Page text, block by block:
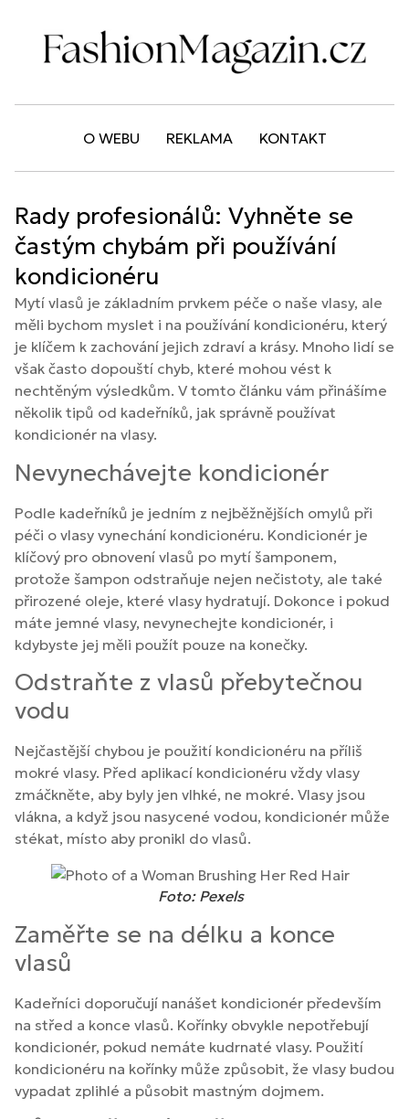
O WEBU REKLAMA KONTAKT
Rady profesionálů: Vyhněte se
častým chybám při používání
kondicionéru
Mytí vlasů je základním prvkem péče o naše vlasy, ale
měli bychom myslet i na používání kondicionéru, který
je klíčem k zachování jejich zdraví a krásy. Mnoho lidí se
však často dopouští chyb, které mohou vést k
nechtěným výsledkům. V tomto článku vám přinášíme
několik tipů od kadeřníků, jak správně používat
kondicionér na vlasy.
Nevynechávejte kondicionér
Podle kadeřníků je jedním z nejběžnějších omylů při
péči o vlasy vynechání kondicionéru. Kondicionér je
klíčový pro obnovení vlasů po mytí šamponem,
protože šampon odstraňuje nejen nečistoty, ale také
přirozené oleje, které vlasy hydratují. Dokonce i pokud
máte jemné vlasy, nevynechejte kondicionér, i
kdybyste jej měli použít pouze na konečky.
Odstraňte z vlasů přebytečnou
vodu
Nejčastější chybou je použití kondicionéru na příliš
mokré vlasy. Před aplikací kondicionéru vždy vlasy
zmáčkněte, aby byly jen vlhké, ne mokré. Vlasy jsou
vlákna, a když jsou nasycené vodou, kondicionér může
stékat, místo aby pronikl do vlasů.
Foto: Pexels
Zaměřte se na délku a konce
vlasů
Kadeřníci doporučují nanášet kondicionér především
na střed a konce vlasů. Kořínky obvykle nepotřebují
kondicionér, pokud nemáte kudrnaté vlasy. Použití
kondicionéru na kořínky může způsobit, že vlasy budou
vypadat zplihlé a působit mastným dojmem.